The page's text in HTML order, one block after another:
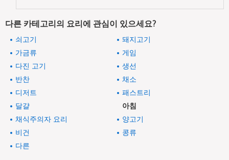
다른 카테고리의 요리에 관심이 있으세요?
쇠고기
돼지고기
가금류
게임
다진 고기
생선
반찬
채소
디저트
패스트리
달걀
아침
채식주의자 요리
양고기
비건
콩류
다른